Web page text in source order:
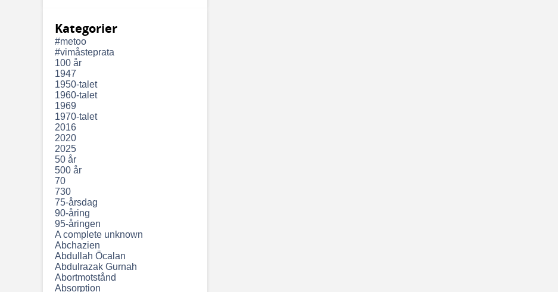
Kategorier
#metoo
#vimåsteprata
100 år
1947
1950-talet
1960-talet
1969
1970-talet
2016
2020
2025
50 år
500 år
70
730
75-årsdag
90-åring
95-åringen
A complete unknown
Abchazien
Abdullah Öcalan
Abdulrazak Gurnah
Abortmotstånd
Absorption